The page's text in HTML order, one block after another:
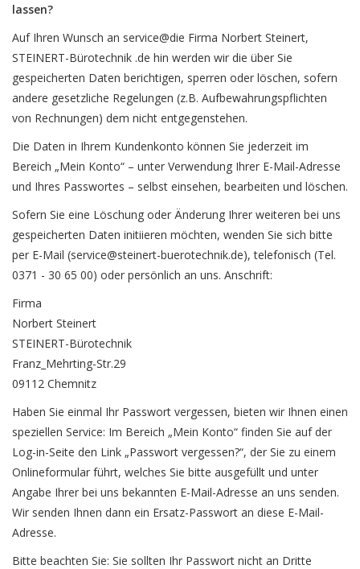
lassen?
Auf Ihren Wunsch an service@die Firma Norbert Steinert,
STEINERT-Bürotechnik .de hin werden wir die über Sie
gespeicherten Daten berichtigen, sperren oder löschen, sofern
andere gesetzliche Regelungen (z.B. Aufbewahrungspflichten
von Rechnungen) dem nicht entgegenstehen.
Die Daten in Ihrem Kundenkonto können Sie jederzeit im
Bereich „Mein Konto“ – unter Verwendung Ihrer E-Mail-Adresse
und Ihres Passwortes – selbst einsehen, bearbeiten und löschen.
Sofern Sie eine Löschung oder Änderung Ihrer weiteren bei uns
gespeicherten Daten initiieren möchten, wenden Sie sich bitte
per E-Mail (service@steinert-buerotechnik.de), telefonisch (Tel.
0371 - 30 65 00) oder persönlich an uns. Anschrift:
Firma
Norbert Steinert
STEINERT-Bürotechnik
Franz_Mehrting-Str.29
09112 Chemnitz
Haben Sie einmal Ihr Passwort vergessen, bieten wir Ihnen einen
speziellen Service: Im Bereich „Mein Konto“ finden Sie auf der
Log-in-Seite den Link „Passwort vergessen?“, der Sie zu einem
Onlineformular führt, welches Sie bitte ausgefüllt und unter
Angabe Ihrer bei uns bekannten E-Mail-Adresse an uns senden.
Wir senden Ihnen dann ein Ersatz-Passwort an diese E-Mail-
Adresse.
Bitte beachten Sie: Sie sollten Ihr Passwort nicht an Dritte